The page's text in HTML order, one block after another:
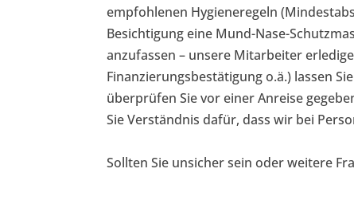
empfohlenen Hygieneregeln
Besichtigung eine Mund-Nase-
anzufassen – unsere Mitarbeiter
Finanzierungsbestätigung o.ä.) lassen
überprüfen Sie vor einer Anreise
Sie Verständnis dafür, dass wir bei
Sollten Sie unsicher sein oder weitere